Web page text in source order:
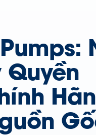
Quyền